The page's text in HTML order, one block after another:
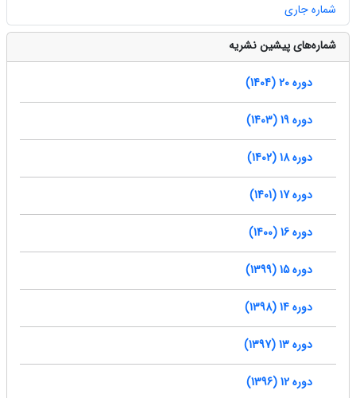
شماره جاری
شماره‌های پیشین نشریه
دوره 20 (1404)
دوره 19 (1403)
دوره 18 (1402)
دوره 17 (1401)
دوره 16 (1400)
دوره 15 (1399)
دوره 14 (1398)
دوره 13 (1397)
دوره 12 (1396)